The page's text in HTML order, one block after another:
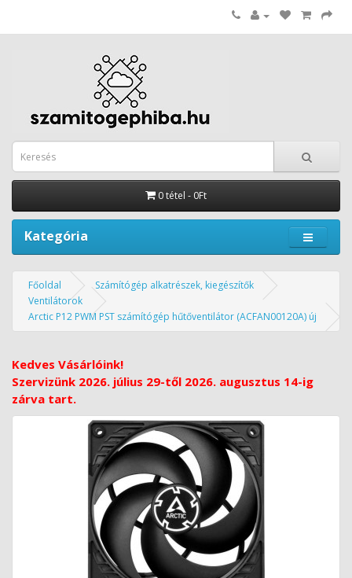
0 tétel - 0Ft
Kategória
Főoldal
Számítógép alkatrészek, kiegészítők
Ventilátorok
Arctic P12 PWM PST számítógép hűtőventilátor (ACFAN00120A) új
Kedves Vásárlóink!
Szervizünk 2026. július 29-től 2026. augusztus 14-ig
zárva tart.